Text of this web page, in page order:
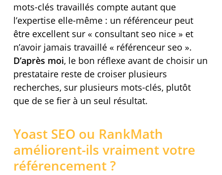
mots-clés travaillés compte autant que
l’expertise elle-même : un référenceur peut
être excellent sur « consultant seo nice » et
n’avoir jamais travaillé « référenceur seo ».
D’après moi, le bon réflexe avant de choisir un
prestataire reste de croiser plusieurs
recherches, sur plusieurs mots-clés, plutôt
que de se fier à un seul résultat.
Yoast SEO ou RankMath
améliorent-ils vraiment votre
référencement ?